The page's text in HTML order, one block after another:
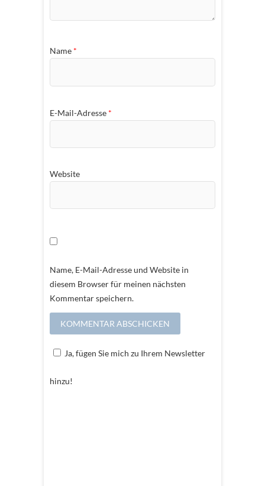
Name *
E-Mail-Adresse *
Website
Name, E-Mail-Adresse und Website in
diesem Browser für meinen nächsten
Kommentar speichern.
Ja, fügen Sie mich zu Ihrem Newsletter
hinzu!